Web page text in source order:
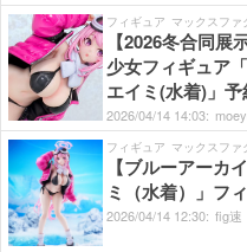
フィギュア マックスファ
【2026冬合同
少女フィギュア
エイミ(水着)」予
2026/04/14 14:03:
フィギュア マックスファ
【ブルーアーカ
ミ（水着）」フ
2026/04/14 12:30: fig速